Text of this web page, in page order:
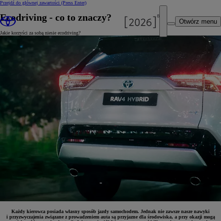
Przejdź do głównej zawartości (Press Enter)
Otwórz menu
Ecodriving - co to znaczy?
Jakie korzyści za sobą niesie ecodriving?
Każdy kierowca posiada własny sposób jazdy samochodem. Jednak nie zawsze nasze nawyki
i przyzwyczajenia związane z prowadzeniem auta są przyjazne dla środowiska, a przy okazji mogą